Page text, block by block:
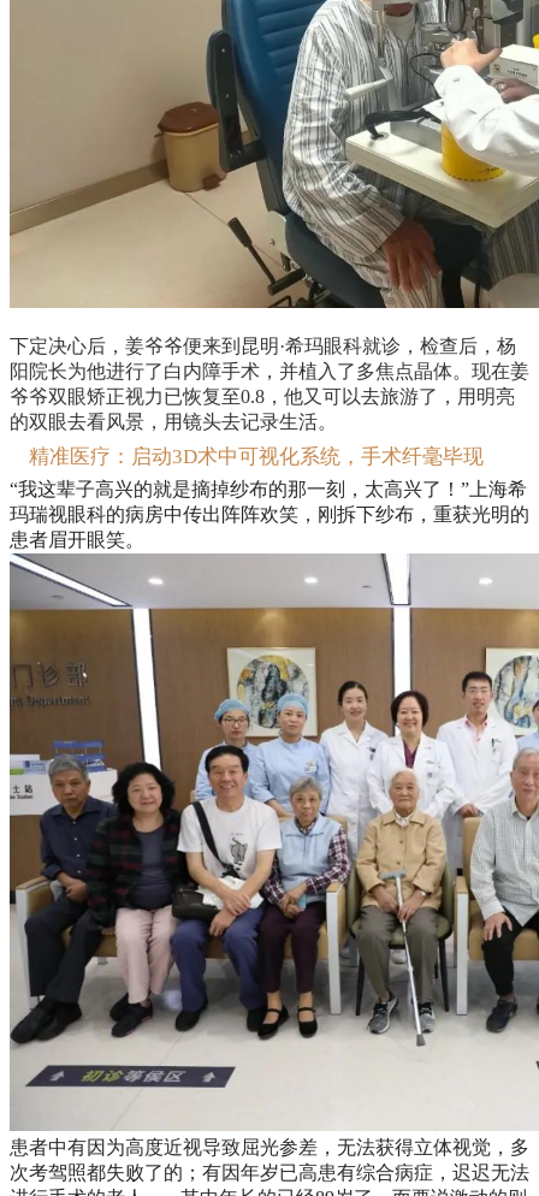
下定决心后，姜爷爷便来到昆明·希玛眼科就诊，检查后，杨
阳院长为他进行了白内障手术，并植入了多焦点晶体。现在姜
爷爷双眼矫正视力已恢复至0.8，他又可以去旅游了，用明亮
的双眼去看风景，用镜头去记录生活。
精准医疗： 启动3D术中可视化系统，手术纤毫毕现
“我这辈子高兴的就是摘掉纱布的那一刻，太高兴了！”上海希
玛瑞视眼科的病房中传出阵阵欢笑，刚拆下纱布，重获光明的
患者眉开眼笑。
患者中有因为高度近视导致屈光参差，无法获得立体视觉，多
次考驾照都失败了的；有因年岁已高患有综合病症，迟迟无法